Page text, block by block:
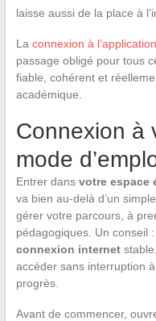
laisse aussi de la place à
La connexion à
passage obligé pour tous
fiable, cohérent et
académique.
Connexion à
mode
Entrer dans votre espace
va bien au-delà d’un
gérer votre parcours, à
pédagogiques. Un conseil
connexion internet
accéder sans interruption
progrès.
Avant de commencer,